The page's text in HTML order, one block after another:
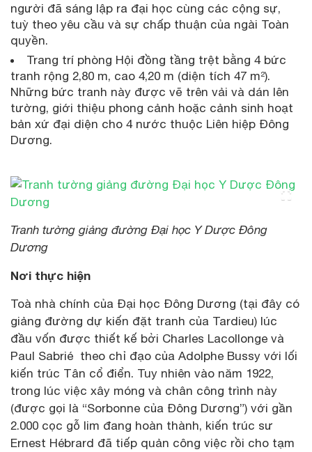
người đã sáng lập ra đại học cùng các cộng sự,
tuỳ theo yêu cầu và sự chấp thuận của ngài Toàn
quyền.
Trang trí phòng Hội đồng tầng trệt bằng 4 bức
tranh rộng 2,80 m, cao 4,20 m (diện tích 47 m²).
Những bức tranh này được vẽ trên vải và dán lên
tường, giới thiệu phong cảnh hoặc cảnh sinh hoạt
bản xứ đại diện cho 4 nước thuộc Liên hiệp Đông
Dương.
Tranh tường giảng đường Đại học Y Dược Đông
Dương
Nơi thực hiện
Toà nhà chính của Đại học Đông Dương (tại đây có
giảng đường dự kiến đặt tranh của Tardieu) lúc
đầu vốn được thiết kế bởi Charles Lacollonge và
Paul Sabrié theo chỉ đạo của Adolphe Bussy với lối
kiến trúc Tân cổ điển. Tuy nhiên vào năm 1922,
trong lúc việc xây móng và chân công trình này
(được gọi là “Sorbonne của Đông Dương”) với gần
2.000 cọc gỗ lim đang hoàn thành, kiến trúc sư
Ernest Hébrard đã tiếp quản công việc rồi cho tạm